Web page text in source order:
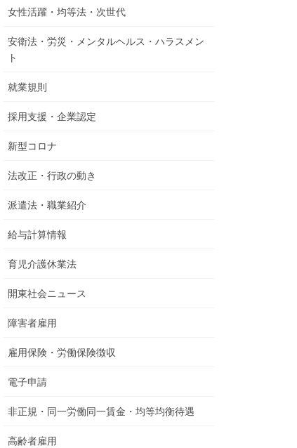
女性活躍・均等法・次世代
安衛法・労災・メンタルヘルス・ハラスメン
ト
就業規則
採用支援・企業認定
新型コロナ
法改正・行政の動き
派遣法・職業紹介
給与計算情報
育児介護休業法
開東社会ニュース
障害者雇用
雇用保険・労働保険徴収
電子申請
非正規・同一労働同一賃金・均等均衡待遇
高齢者雇用